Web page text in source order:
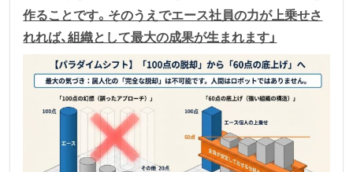
作ることです。そのうえでエース社員の力が上乗せさ
れれば、組織として最大の成果が生まれます」